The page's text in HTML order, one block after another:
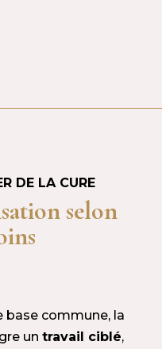
DE LA CURE
selon
commune, la
un travail ciblé,